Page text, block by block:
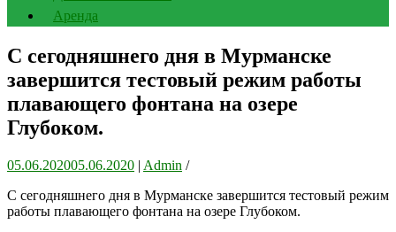
Аренда
С сегодняшнего дня в Мурманске
завершится тестовый режим работы
плавающего фонтана на озере
Глубоком.
05.06.202005.06.2020 | Admin /
С сегодняшнего дня в Мурманске завершится тестовый режим
работы плавающего фонтана на озере Глубоком.